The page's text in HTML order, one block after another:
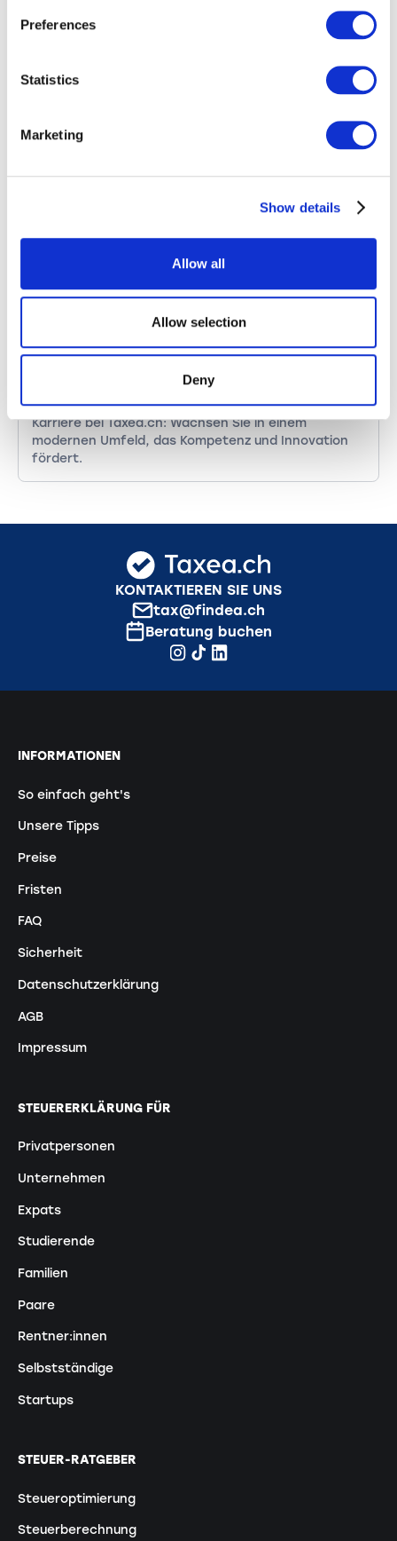
Preferences
Statistics
Marketing
Show details
Allow all
Allow selection
Deny
Vision & Mission
Wir machen Steuern einfacher. Digital, verständlich
Werte, die zählen: Wir machen den Steueralltag in
wachsendem Vertrauen.
Sie die Menschen kennen, die dahinterstehen.
Karrieremöglichkeiten
Karriere bei Taxea.ch: Wachsen Sie in einem
modernen Umfeld, das Kompetenz und Innovation
fördert.
KONTAKTIEREN SIE UNS
tax@findea.ch
Beratung buchen
INFORMATIONEN
So einfach geht's
Unsere Tipps
Preise
Fristen
FAQ
Sicherheit
Datenschutzerklärung
AGB
Impressum
STEUERERKLÄRUNG FÜR
Privatpersonen
Unternehmen
Expats
Studierende
Familien
Paare
Rentner:innen
Selbstständige
Startups
STEUER-RATGEBER
Steueroptimierung
Steuerberechnung